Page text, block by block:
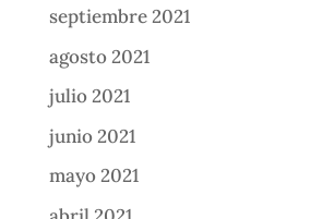
septiembre 2021
agosto 2021
julio 2021
junio 2021
mayo 2021